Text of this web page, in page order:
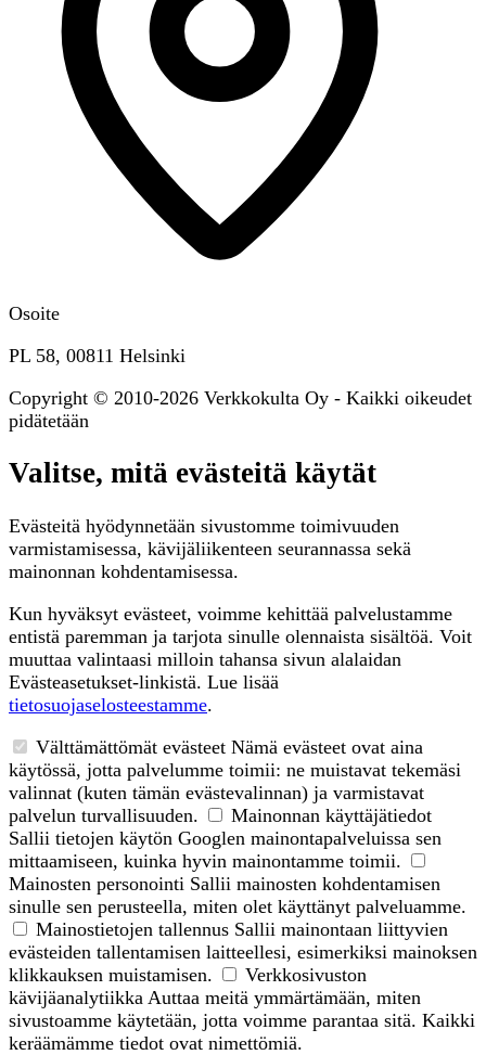
Osoite
PL 58, 00811 Helsinki
Copyright © 2010-2026 Verkkokulta Oy - Kaikki oikeudet
pidätetään
Valitse, mitä evästeitä käytät
Evästeitä hyödynnetään sivustomme toimivuuden
varmistamisessa, kävijäliikenteen seurannassa sekä
mainonnan kohdentamisessa.
Kun hyväksyt evästeet, voimme kehittää palvelustamme
entistä paremman ja tarjota sinulle olennaista sisältöä. Voit
muuttaa valintaasi milloin tahansa sivun alalaidan
Evästeasetukset-linkistä. Lue lisää
tietosuojaselosteestamme.
Välttämättömät evästeet Nämä evästeet ovat aina
käytössä, jotta palvelumme toimii: ne muistavat tekemäsi
valinnat (kuten tämän evästevalinnan) ja varmistavat
palvelun turvallisuuden.
Mainonnan käyttäjätiedot
Sallii tietojen käytön Googlen mainontapalveluissa sen
mittaamiseen, kuinka hyvin mainontamme toimii.
Mainosten personointi Sallii mainosten kohdentamisen
sinulle sen perusteella, miten olet käyttänyt palveluamme.
Mainostietojen tallennus Sallii mainontaan liittyvien
evästeiden tallentamisen laitteellesi, esimerkiksi mainoksen
klikkauksen muistamisen.
Verkkosivuston
kävijäanalytiikka Auttaa meitä ymmärtämään, miten
sivustoamme käytetään, jotta voimme parantaa sitä. Kaikki
keräämämme tiedot ovat nimettömiä.